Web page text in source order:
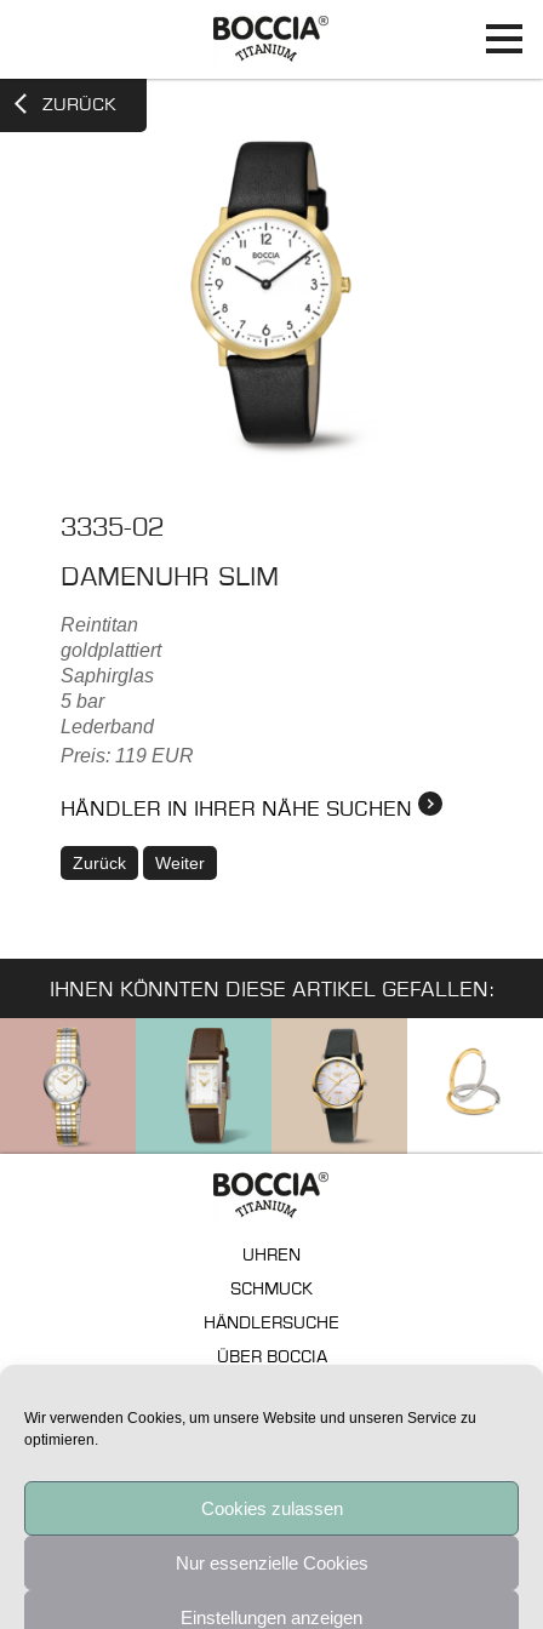
Wir verwenden Cookies, um unsere Website und unseren Service zu
optimieren.
Cookies zulassen
Nur essenzielle Cookies
Einstellungen anzeigen
ZURÜCK
3335-02
DAMENUHR SLIM
Reintitan
goldplattiert
Saphirglas
5 bar
Lederband
Preis: 119 EUR
HÄNDLER IN IHRER NÄHE SUCHEN
Zurück Weiter
IHNEN KÖNNTEN DIESE ARTIKEL GEFALLEN:
Alle Preise sind unverbindliche Preisempfehlungen.
Copyright Boccia Titanium 2020
FAQ – TECHNISCHE ASPEKTE
UHREN
SCHMUCK
HÄNDLERSUCHE
ÜBER BOCCIA